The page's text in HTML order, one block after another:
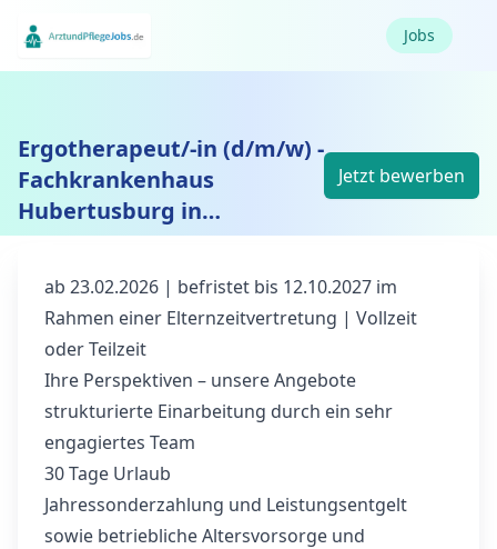
Jobs
Ergotherapeut/-in (d/m/w) -
Fachkrankenhaus
Hubertusburg in
Wermsdorf (Tagesklinik
Torgau)
Jetzt bewerben
ab 23.02.2026 | befristet bis 12.10.2027 im
Rahmen einer Elternzeitvertretung | Vollzeit
oder Teilzeit
Ihre Perspektiven – unsere Angebote
strukturierte Einarbeitung durch ein sehr
engagiertes Team
30 Tage Urlaub
Jahressonderzahlung und Leistungsentgelt
sowie betriebliche Altersvorsorge und